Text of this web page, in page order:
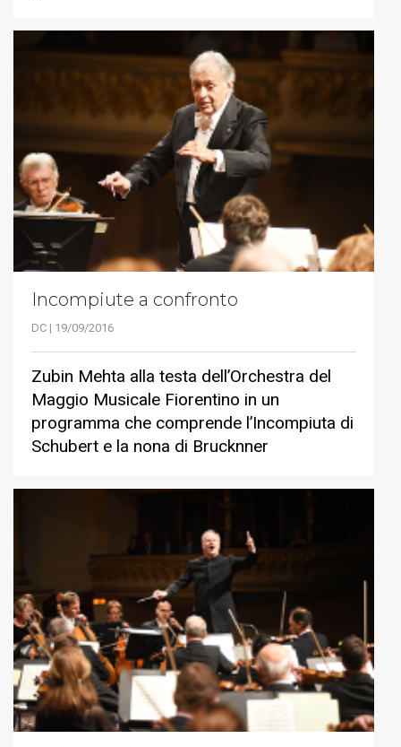
Incompiute a confronto
DC | 19/09/2016
Zubin Mehta alla testa dell’Orchestra del
Maggio Musicale Fiorentino in un
programma che comprende l’Incompiuta di
Schubert e la nona di Brucknner